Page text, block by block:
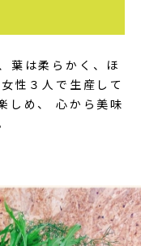
葉は柔らかく、ほ
性３人で生産して
しめ、 心から美味